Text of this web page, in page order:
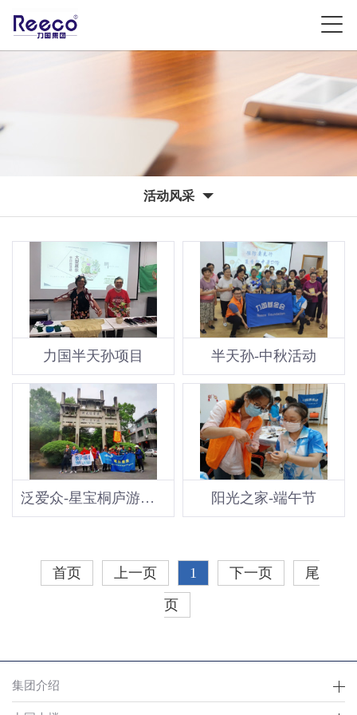
活动风采
力国半天孙项目 半天孙-中秋活动
泛爱众-星宝桐庐游小记 阳光之家-端午节
首页 上一页 1 下一页
尾
页
集团介绍